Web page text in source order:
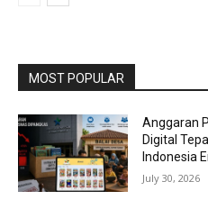
MOST POPULAR
Anggaran
Digital
Indonesia
July 30, 2026